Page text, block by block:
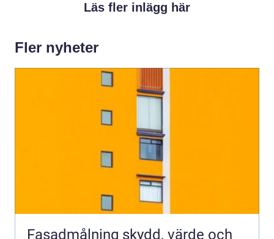
Läs fler inlägg här
Fler nyheter
Fasadmålning skydd, värde och